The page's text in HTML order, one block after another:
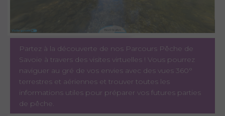
Partez à la découverte de nos Parcours Pêche de
Savoie à travers des visites virtuelles ! Vous pourrez
naviguer au gré de vos envies avec des vues 360°
terrestres et aériennes et trouver toutes les
informations utiles pour préparer vos futures parties
de pêche.